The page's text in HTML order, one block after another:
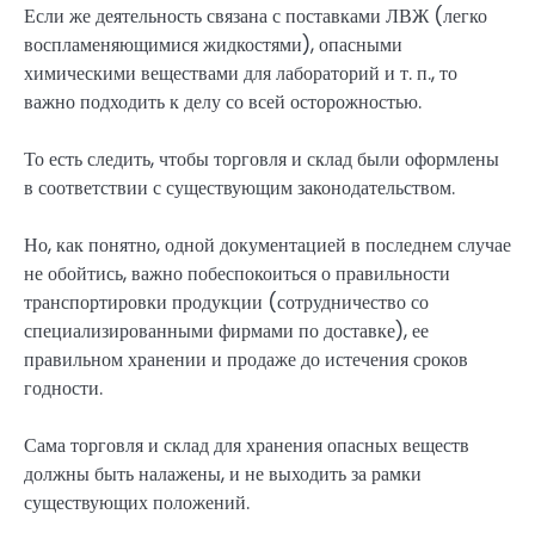
Если же деятельность связана с поставками ЛВЖ (легко
воспламеняющимися жидкостями), опасными
химическими веществами для лабораторий и т. п., то
важно подходить к делу со всей осторожностью.
То есть следить, чтобы торговля и склад были оформлены
в соответствии с существующим законодательством.
Но, как понятно, одной документацией в последнем случае
не обойтись, важно побеспокоиться о правильности
транспортировки продукции (сотрудничество со
специализированными фирмами по доставке), ее
правильном хранении и продаже до истечения сроков
годности.
Сама торговля и склад для хранения опасных веществ
должны быть налажены, и не выходить за рамки
существующих положений.